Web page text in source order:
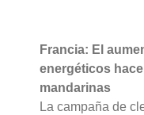
Francia: El
energéticos
mandarinas
La campaña de